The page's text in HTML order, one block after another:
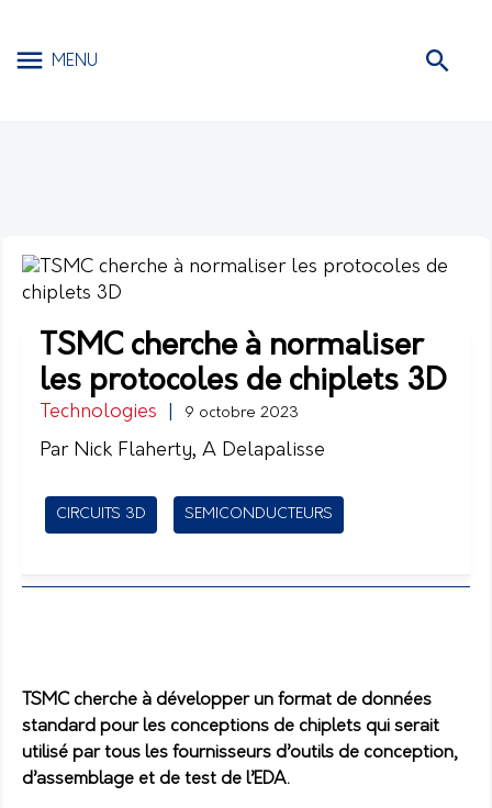
MENU
TSMC cherche à normaliser
les protocoles de chiplets 3D
Technologies 9 octobre 2023
Par Nick Flaherty, A Delapalisse
CIRCUITS 3D SEMICONDUCTEURS
TSMC cherche à développer un format de données
standard pour les conceptions de chiplets qui serait
utilisé par tous les fournisseurs d’outils de conception,
d’assemblage et de test de l’EDA.